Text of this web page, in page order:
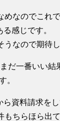
めなのでこれ
感じです。
なので期待
だ一番いい結
。
資料請求をし
ちらほら出て